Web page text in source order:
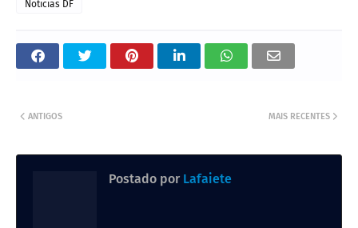
Noticias DF
MAIS RECENTES
ANTIGOS
Postado por Lafaiete